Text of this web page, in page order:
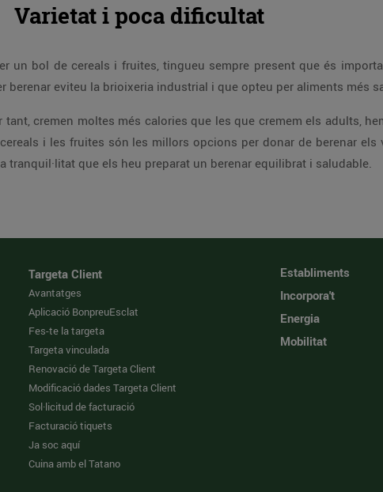
Varietat i poca dificultat
un bol de cereals i fruites, tingueu sempre present que és
berenar eviteu la brioixeria industrial i que opteu per aliments més
tant, cremen moltes més calories que les que cremem els adults,
i les fruites són les millors opcions per donar de berenar
tranquil·litat que els heu preparat un berenar equilibrat i saludable.
Targeta Client
Avantatges
Aplicació BonpreuEsclat
Fes-te la targeta
Targeta vinculada
Renovació de Targeta Client
Modificació dades Targeta Client
Sol·licitud de facturació
Facturació tiquets
Ja soc aquí
Cuina amb el Tatano
Establiments
Incorpora't
Energia
Mobilitat